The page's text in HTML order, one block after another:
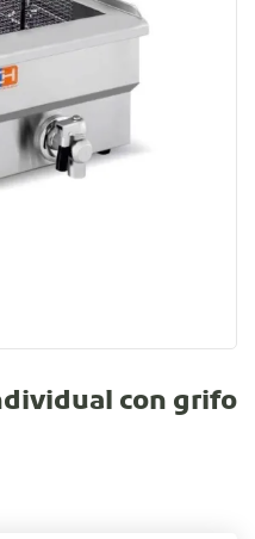
con grifo